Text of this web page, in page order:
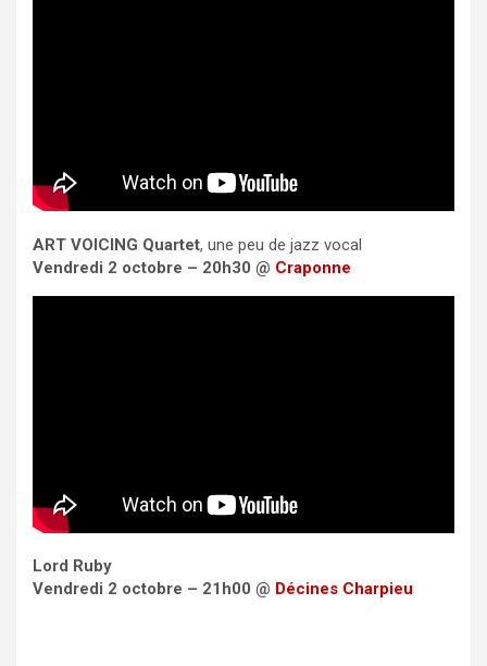
ART VOICING Quartet, une peu de jazz vocal
Vendredi 2 octobre – 20h30 @ Craponne
Lord Ruby
Vendredi 2 octobre – 21h00 @ Décines Charpieu